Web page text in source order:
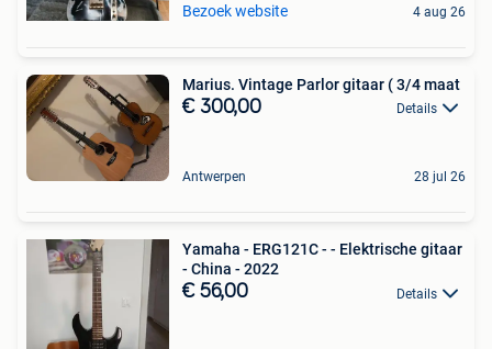
Bezoek website 4 aug 26
Marius. Vintage Parlor gitaar ( 3/4 maat
€ 300,00 Details
Antwerpen 28 jul 26
Yamaha - ERG121C - - Elektrische gitaar
- China - 2022
€ 56,00 Details